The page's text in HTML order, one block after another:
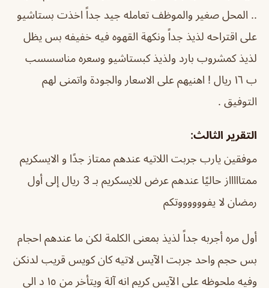
.. المحل صغير والموظف تعامله جيد جداً اخذت بستاشيو
على اقتراحه لذيذ جداً ونكهة القهوه فيه خفيفه بس يظل
لذيذ كمشروب بارد ولذيذ كبستاشيو وسعره مناسسسب
ب ١٦ ريال ! اهنيهم على الاسعار والجودة واتمنى لهم
التوفيق .
التقرير الثالث:
موفقين يارب جربت اللاتيه عندهم ممتاز جدًا و الايسكريم
ممتاااااز حاليًا عندهم عرض للايسكريم بـ 3 ريال إلى أول
رمضان لا يفووووووتكم
أول مره أجربه جداً لذيذ بمعنى الكلمة لكن ما عندهم احجام
بس حجم واحد جربت الآيس لاتيه كان كويس قريب لدنكن
وفيه ملحوظه على الآيس كريم انه آلة ويتأخر من ١٥ د الى